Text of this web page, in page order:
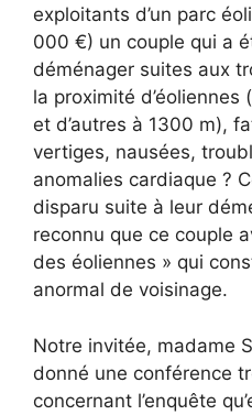
exploitants d’un parc
000 €) un couple qui a
déménager suites aux
la proximité
et d’autres à 1300 m),
vertiges, nausées,
anomalies cardiaque ?
disparu suite à leur
reconnu que ce couple
des éoliennes » qui
anormal de voisinage.
Notre invitée, madame
donné une conférence
concernant l’enquête